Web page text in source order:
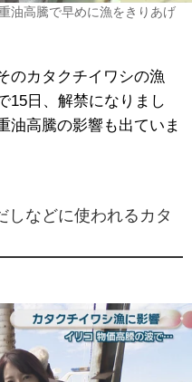
油高騰で早めに漁をきりあげ
のカタクチイワシの漁
15日、解禁になりまし
油高騰の影響も出ていま
しなどに使われるカタ